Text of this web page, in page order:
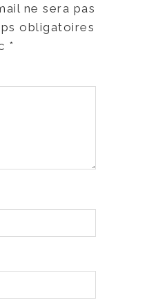
ne sera pas
obligatoires
*